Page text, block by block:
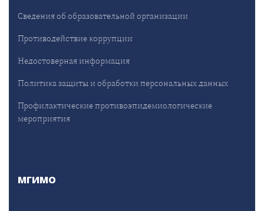
Сведения об образовательной организации
Противодействие коррупции
Недостоверная информация
Политика защиты и обработки персональных данных
Профилактические противоэпидемиологические
мероприятия
МГИМО